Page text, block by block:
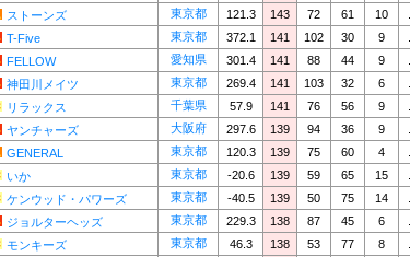
ストーンズ 東京都 121.3 143 72 61 10
T-Five 東京都 372.1 141 102 30 9
FELLOW 愛知県 301.4 141 88 44 9
神田川メイツ 東京都 269.4 141 103 32 6
リラックス 千葉県 57.9 141 76 56 9
ヤンチャーズ 大阪府 297.6 139 94 36 9
GENERAL 東京都 120.3 139 75 60 4
いか 東京都 -20.6 139 59 65 15
ケンウッド・パワーズ 東京都 -40.5 139 50 75 14
ジョルターヘッズ 東京都 229.3 138 87 45 6
モンキーズ 東京都 46.3 138 53 77 8